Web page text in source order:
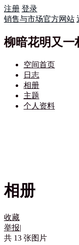
注册 登录
销售与市场官方网站
柳暗花明又一
空间首页
日志
相册
主题
个人资料
相册
收藏
举报|
共 13 张图片